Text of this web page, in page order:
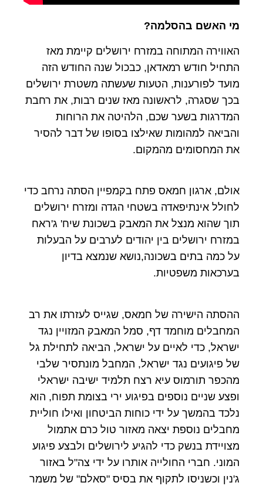
מי האשם בהסלמה?
האווירה המתוחה במזרח ירושלים קיימת מאז
התחיל חודש רמאדאן, כבכול שנה החודש הזה
מועד לפורענות, הטעות שעשתה משטרת ירושלים
בכך שסגרה, לראשונה מאז שנים רבות, את רחבת
המדרגות בשער שכם, הלהיטה את הרוחות
והביאה למהומות שאילצו בסופו של דבר להסיר
את המחסומים מהמקום.
אולם, ארגון חמאס פתח בקמפיין הסתה נרחב כדי
לחולל אינתיפאדה בשטחי הגדה ומזרח ירושלים
תוך שהוא מנצל את המאבק בשכונת שיח' ג'ראח
במזרח ירושלים בין יהודים לערבים על הבעלות
על כמה בתים בשכונה,נושא שנמצא בדיון
בערכאות משפטיות.
ההסתה הישירה של חמאס, שגייס לעזרתו את רב
המחבלים מוחמד דף, סמל המאבק המזויין נגד
ישראל, כדי לאיים על ישראל, הביאה לתחילת גל
של פיגועים נגד ישראל, המחבל מונתסיר שלבי
מהכפר תורמוס עיא רצח תלמיד ישיבה ישראלי
ופצע שניים נוספים בפיגוע ירי בצומת תפוח, הוא
נלכד בהמשך על ידי כוחות הביטחון ואילו חוליית
מחבלים נוספת יצאה מאזור טול כרם אתמול
מצויידת בנשק כדי להגיע לירושלים ולבצע פיגוע
המוני. חברי החולייה אותרו על ידי צה"ל באזור
ג'נין וכשניסו לתקוף את בסיס "סאלם" של משמר